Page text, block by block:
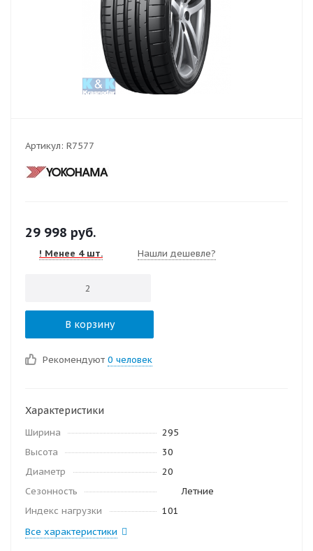
Артикул: R7577
29 998 руб.
! Менее 4 шт. Нашли дешевле?
В корзину
Рекомендуют 0 человек
Характеристики
Ширина
295
Высота
30
Диаметр
20
Сезонность
Летние
Индекс нагрузки
101
Все характеристики